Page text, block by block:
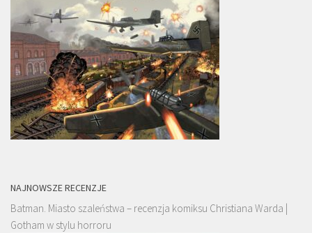
NAJNOWSZE RECENZJE
Batman. Miasto szaleństwa – recenzja komiksu Christiana Warda |
Gotham w stylu horroru